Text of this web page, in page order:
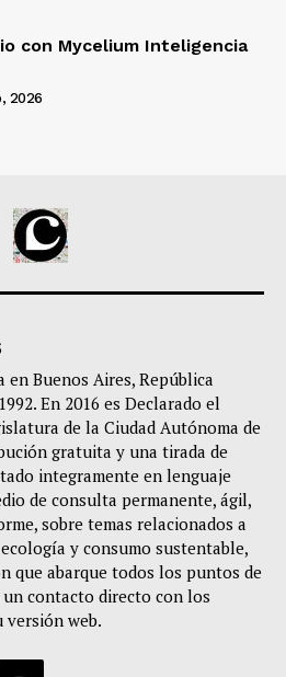
con Mycelium Inteligencia
2026
Buenos Aires, República
En 2016 es Declarado el
de la Ciudad Autónoma de
gratuita y una tirada de
integramente en lenguaje
de consulta permanente, ágil,
sobre temas relacionados a
y consumo sustentable,
que abarque todos los puntos de
contacto directo con los
versión web.